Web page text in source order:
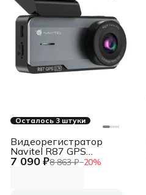
Осталось 3 штуки
7 090 ₽8 863 ₽−20%
Видеорегистратор
Navitel R87 GPS
черный 1944x2592